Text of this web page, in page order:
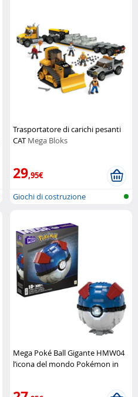
Trasportatore di carichi pesanti
CAT Mega Bloks
29,95€
Giochi di costruzione
Mega Poké Ball Gigante HMW04
l’icona del mondo Pokémon in